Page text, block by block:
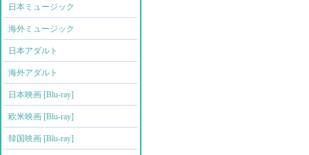
日本ミュージック
海外ミュージック
日本アダルト
海外アダルト
日本映画 [Blu-ray]
欧米映画 [Blu-ray]
韓国映画 [Blu-ray]